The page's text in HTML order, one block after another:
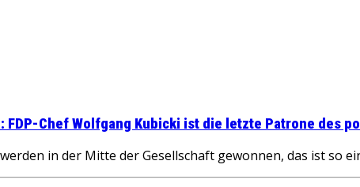
FDP-Chef Wolfgang Kubicki ist die letzte Patrone des
werden in der Mitte der Gesellschaft gewonnen, das ist